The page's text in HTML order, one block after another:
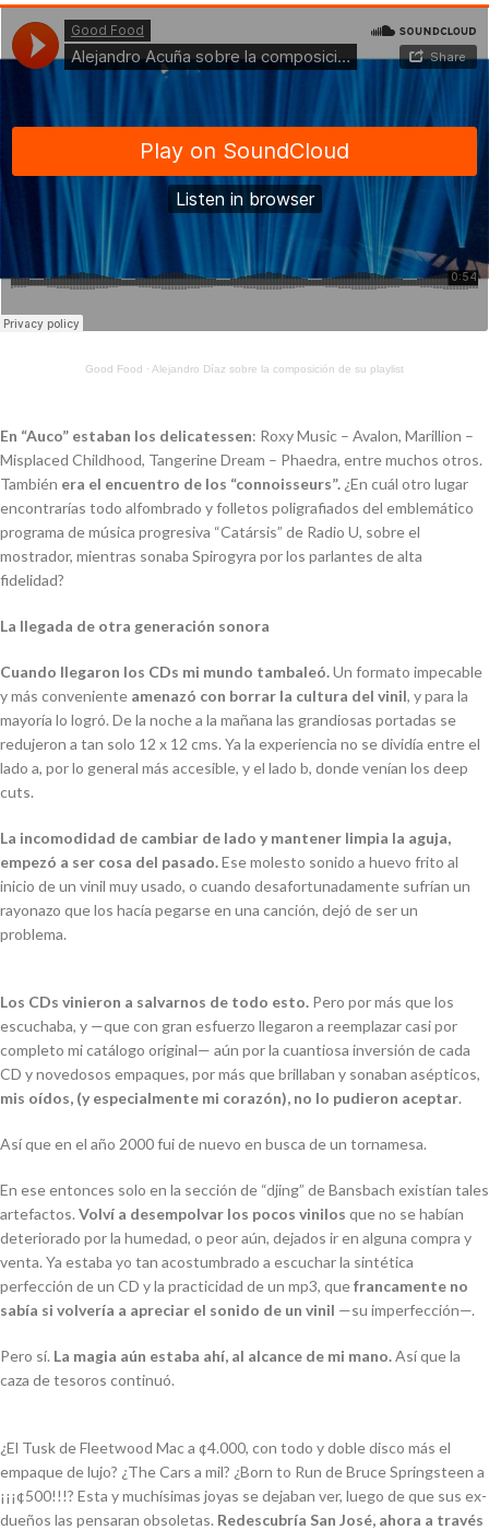
Good Food · Alejandro Díaz sobre la composición de su playlist
En “Auco” estaban los delicatessen: Roxy Music – Avalon, Marillion –
Misplaced Childhood, Tangerine Dream – Phaedra, entre muchos otros.
También era el encuentro de los “connoisseurs”. ¿En cuál otro lugar
encontrarías todo alfombrado y folletos poligrafiados del emblemático
programa de música progresiva “Catársis” de Radio U, sobre el
mostrador, mientras sonaba Spirogyra por los parlantes de alta
fidelidad?
La llegada de otra generación sonora
Cuando llegaron los CDs mi mundo tambaleó.Un formato impecable
y más conveniente amenazó con borrar la cultura del vinil, y para la
mayoría lo logró. De la noche a la mañana las grandiosas portadas se
redujeron a tan solo 12 x 12 cms. Ya la experiencia no se dividía entre el
lado a, por lo general más accesible, y el lado b, donde venían los deep
cuts.
La incomodidad de cambiar de lado y mantener limpia la aguja,
empezó a ser cosa del pasado.Ese molesto sonido a huevo frito al
inicio de un vinil muy usado, o cuando desafortunadamente sufrían un
rayonazo que los hacía pegarse en una canción, dejó de ser un
problema.
Los CDs vinieron a salvarnos de todo esto. Pero por más que los
escuchaba, y —que con gran esfuerzo llegaron a reemplazar casi por
completo mi catálogo original— aún por la cuantiosa inversión de cada
CD y novedosos empaques, por más que brillaban y sonaban asépticos,
mis oídos, (y especialmente mi corazón), no lo pudieron aceptar.
Así que en el año 2000 fui de nuevo en busca de un tornamesa.
En ese entonces solo en la sección de “djing” de Bansbach existían tales
artefactos. Volví a desempolvar los pocos vinilos que no se habían
deteriorado por la humedad, o peor aún, dejados ir en alguna compra y
venta. Ya estaba yo tan acostumbrado a escuchar la sintética
perfección de un CD y la practicidad de un mp3, quefrancamente no
sabía si volvería a apreciar el sonido de un vinil —su imperfección—.
Pero sí. La magia aún estaba ahí, al alcance de mi mano.Así que la
caza de tesoros continuó.
¿El Tuskde Fleetwood Mac a ¢4.000, con todo y doble disco más el
empaque de lujo? ¿The Cars a mil? ¿Born to Run de Bruce Springsteen a
¡¡¡¢500!!!? Esta y muchísimas joyas se dejaban ver, luego de que sus ex-
dueños las pensaran obsoletas. Redescubría San José, ahora a través